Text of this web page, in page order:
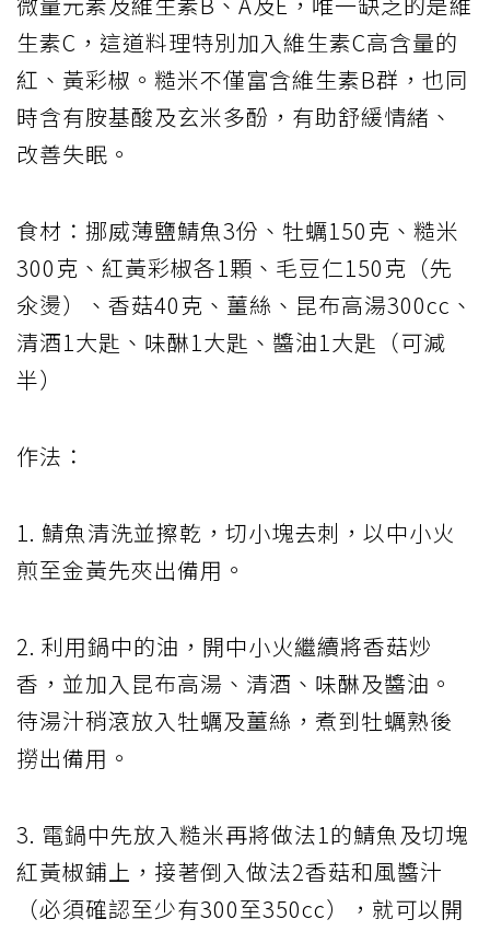
生素C，這道料理特別加入維生素C高含量的
紅、黃彩椒。糙米不僅富含維生素B群，也同
時含有胺基酸及玄米多酚，有助舒緩情緒、
改善失眠。
食材：挪威薄鹽鯖魚3份、牡蠣150克、糙米
300克、紅黃彩椒各1顆、毛豆仁150克（先
氽燙）、香菇40克、薑絲、昆布高湯300cc、
清酒1大匙、味醂1大匙、醬油1大匙（可減
半）
作法：
1. 鯖魚清洗並擦乾，切小塊去刺，以中小火
煎至金黃先夾出備用。
2. 利用鍋中的油，開中小火繼續將香菇炒
香，並加入昆布高湯、清酒、味醂及醬油。
待湯汁稍滾放入牡蠣及薑絲，煮到牡蠣熟後
撈出備用。
3. 電鍋中先放入糙米再將做法1的鯖魚及切塊
紅黃椒鋪上，接著倒入做法2香菇和風醬汁
（必須確認至少有300至350cc），就可以開